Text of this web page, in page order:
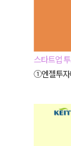
스타트업
①엔젤투자